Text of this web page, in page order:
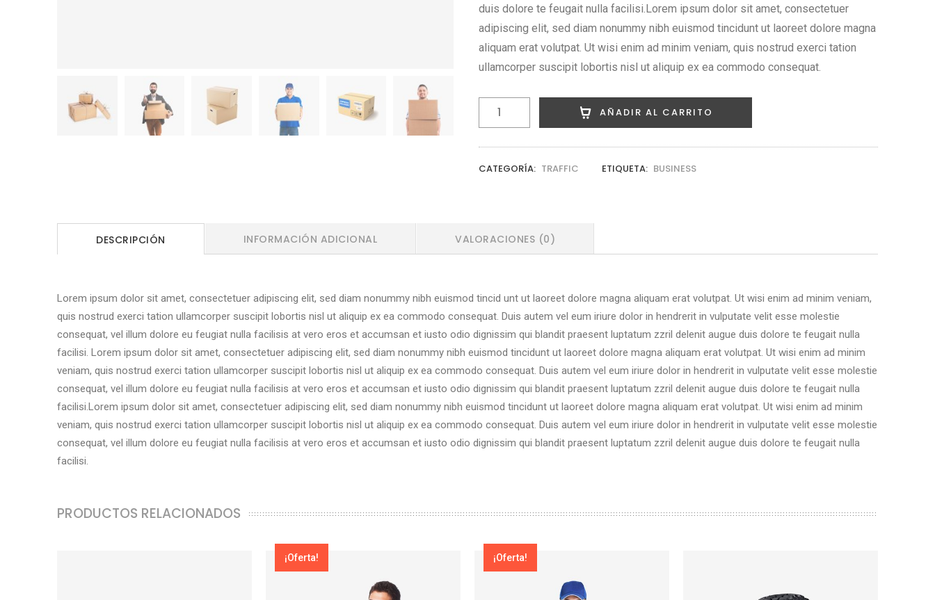
duis dolore te feugait nulla facilisi.Lorem ipsum dolor sit amet, consectetuer
adipiscing elit, sed diam nonummy nibh euismod tincidunt ut laoreet dolore magna
aliquam erat volutpat. Ut wisi enim ad minim veniam, quis nostrud exerci tation
ullamcorper suscipit lobortis nisl ut aliquip ex ea commodo consequat.
Track
AÑADIR AL CARRITO
CATEGORÍA: TRAFFIC ETIQUETA: BUSINESS
DESCRIPCIÓN INFORMACIÓN ADICIONAL VALORACIONES (0)
Lorem ipsum dolor sit amet, consectetuer adipiscing elit, sed diam nonummy nibh euismod tincid unt ut laoreet dolore magna aliquam erat volutpat. Ut wisi enim ad minim veniam,
quis nostrud exerci tation ullamcorper suscipit lobortis nisl ut aliquip ex ea commodo consequat. Duis autem vel eum iriure dolor in hendrerit in vulputate velit esse molestie
consequat, vel illum dolore eu feugiat nulla facilisis at vero eros et accumsan et iusto odio dignissim qui blandit praesent luptatum zzril delenit augue duis dolore te feugait nulla
facilisi. Lorem ipsum dolor sit amet, consectetuer adipiscing elit, sed diam nonummy nibh euismod tincidunt ut laoreet dolore magna aliquam erat volutpat. Ut wisi enim ad minim
veniam, quis nostrud exerci tation ullamcorper suscipit lobortis nisl ut aliquip ex ea commodo consequat. Duis autem vel eum iriure dolor in hendrerit in vulputate velit esse molestie
consequat, vel illum dolore eu feugiat nulla facilisis at vero eros et accumsan et iusto odio dignissim qui blandit praesent luptatum zzril delenit augue duis dolore te feugait nulla
facilisi.Lorem ipsum dolor sit amet, consectetuer adipiscing elit, sed diam nonummy nibh euismod tincidunt ut laoreet dolore magna aliquam erat volutpat. Ut wisi enim ad minim
veniam, quis nostrud exerci tation ullamcorper suscipit lobortis nisl ut aliquip ex ea commodo consequat. Duis autem vel eum iriure dolor in hendrerit in vulputate velit esse molestie
consequat, vel illum dolore eu feugiat nulla facilisis at vero eros et accumsan et iusto odio dignissim qui blandit praesent luptatum zzril delenit augue duis dolore te feugait nulla
facilisi.
PRODUCTOS RELACIONADOS
¡Oferta! ¡Oferta!